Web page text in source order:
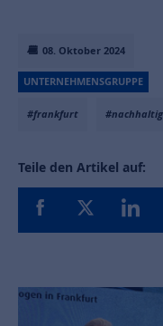
08. Oktober 2024
UNTERNEHMENSGRUPPE
#frankfurt
Teile den Artikel auf: